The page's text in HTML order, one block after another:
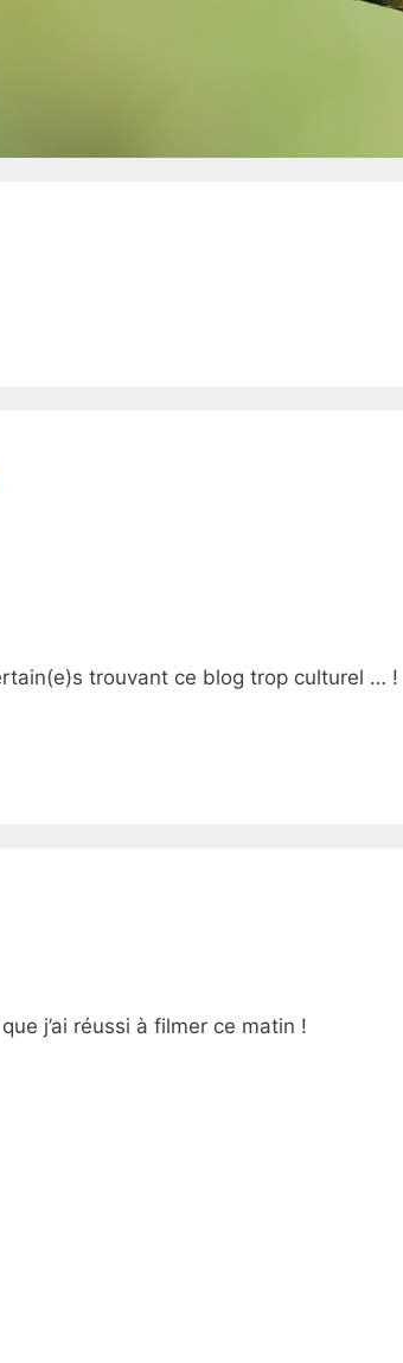
trouvant ce blog trop culturel … !
j’ai réussi à filmer ce matin !